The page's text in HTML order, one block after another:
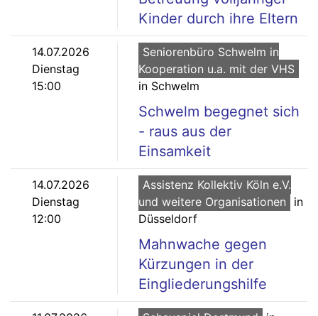
Kinder durch ihre Eltern
14.07.2026
Dienstag
15:00
Seniorenbüro Schwelm in
Kooperation u.a. mit der VHS
in Schwelm
Schwelm begegnet sich
- raus aus der
Einsamkeit
14.07.2026
Dienstag
12:00
Assistenz Kollektiv Köln e.V.
und weitere Organisationen
in
Düsseldorf
Mahnwache gegen
Kürzungen in der
Eingliederungshilfe